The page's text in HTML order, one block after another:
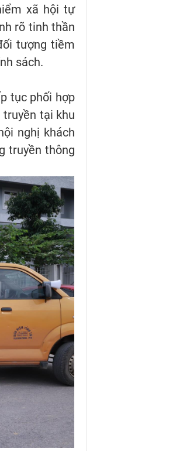
xã hội tự
rõ tinh thần
tượng tiềm
sách.
tục phối hợp
truyền tại khu
nghị khách
truyền thông